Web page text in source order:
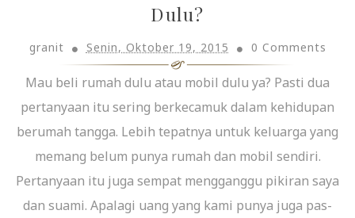
Dulu?
granit Senin, Oktober 19, 2015 0 Comments
Mau beli rumah dulu atau mobil dulu ya? Pasti dua
pertanyaan itu sering berkecamuk dalam kehidupan
berumah tangga. Lebih tepatnya untuk keluarga yang
memang belum punya rumah dan mobil sendiri.
Pertanyaan itu juga sempat mengganggu pikiran saya
dan suami. Apalagi uang yang kami punya juga pas-